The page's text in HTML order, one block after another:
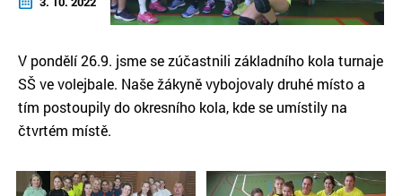
V pondělí 26.9. jsme se zúčastnili základního kola turnaje
SŠ ve volejbale. Naše žákyně vybojovaly druhé místo a
tím postoupily do okresního kola, kde se umístily na
čtvrtém místě.